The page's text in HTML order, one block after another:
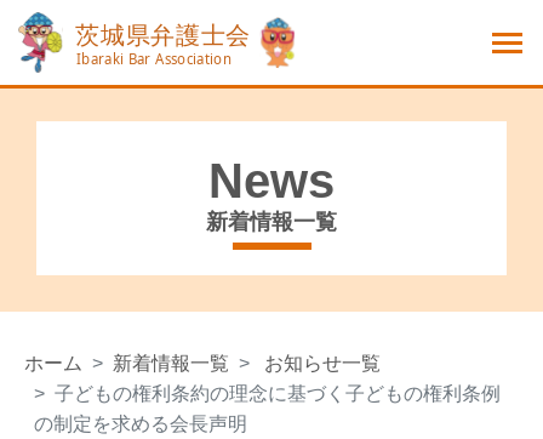
News
新着情報一覧
ホーム 新着情報一覧
お知らせ一覧
子どもの権利条約の理念に基づく子どもの権利条例
の制定を求める会長声明